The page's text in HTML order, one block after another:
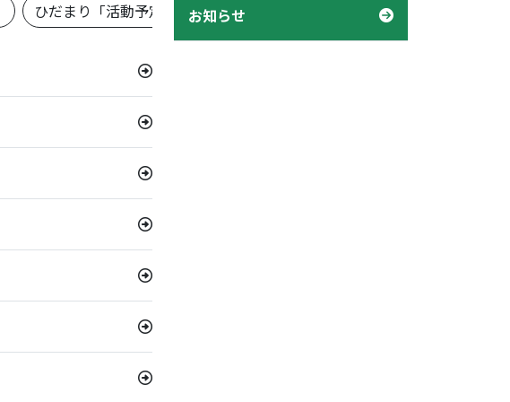
ひだまり「活動予定表」 機関紙「つぼみ」 デイケア「様子」
お知らせ